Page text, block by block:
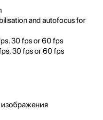
and autofocus for
30 fps or 60 fps
30 fps or 60 fps
изображения